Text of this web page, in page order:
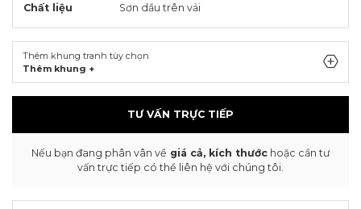
Chất liệu
Sơn dầu trên vải
Thêm khung tranh tùy chọn
Thêm khung +
TƯ VẤN TRỰC TIẾP
Nếu bạn đang phân vân về giá cả, kích thước hoặc cần tư
vấn trực tiếp có thể liên hệ với chúng tôi.